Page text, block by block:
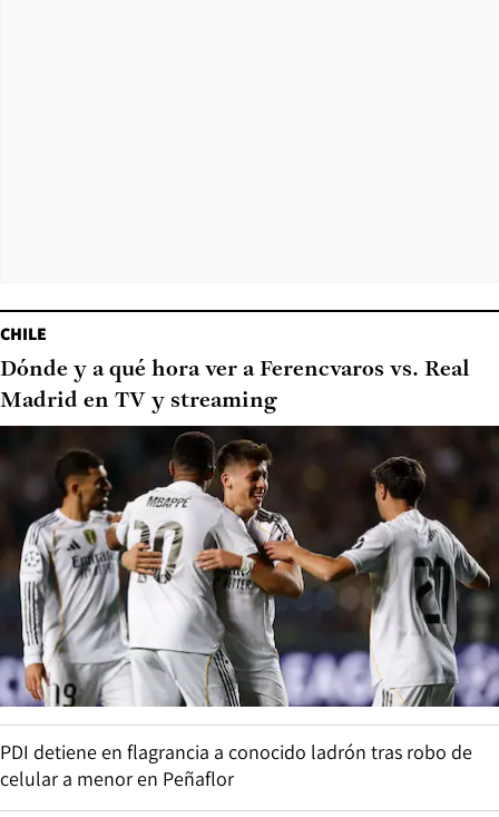
CHILE
Dónde y a qué hora ver a Ferencvaros vs. Real
Madrid en TV y streaming
PDI detiene en flagrancia a conocido ladrón tras robo de
celular a menor en Peñaflor